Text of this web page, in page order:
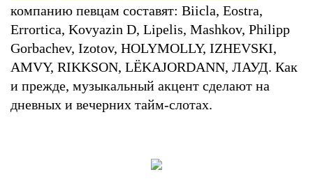
компанию певцам составят: Biicla, Eostra,
Errortica, Kovyazin D, Lipelis, Mashkov, Philipp
Gorbachev, Izotov, HOLYMOLLY, IZHEVSKI,
AMVY, RIKKSON, LËKAJORDANN, ЛАУД. Как
и прежде, музыкальный акцент сделают на
дневных и вечерних тайм-слотах.